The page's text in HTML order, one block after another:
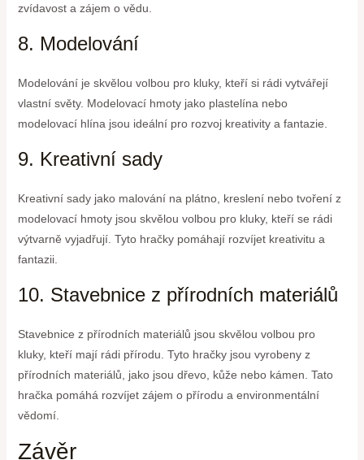
zvídavost a zájem o vědu.
8. Modelování
Modelování je skvělou volbou pro kluky, kteří si rádi vytvářejí
vlastní světy. Modelovací hmoty jako plastelína nebo
modelovací hlína jsou ideální pro rozvoj kreativity a fantazie.
9. Kreativní sady
Kreativní sady jako malování na plátno, kreslení nebo tvoření z
modelovací hmoty jsou skvělou volbou pro kluky, kteří se rádi
výtvarně vyjadřují. Tyto hračky pomáhají rozvíjet kreativitu a
fantazii.
10. Stavebnice z přírodních materiálů
Stavebnice z přírodních materiálů jsou skvělou volbou pro
kluky, kteří mají rádi přírodu. Tyto hračky jsou vyrobeny z
přírodních materiálů, jako jsou dřevo, kůže nebo kámen. Tato
hračka pomáhá rozvíjet zájem o přírodu a environmentální
vědomí.
Závěr